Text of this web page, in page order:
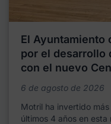
El Ayuntamiento
por el desarrollo
con el nuevo
6 de agosto de 2026
Motril ha invertido
últimos 4 años en